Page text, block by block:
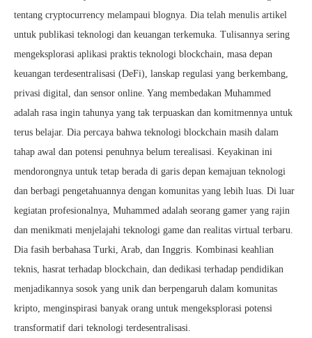
tentang cryptocurrency melampaui blognya. Dia telah menulis artikel
untuk publikasi teknologi dan keuangan terkemuka. Tulisannya sering
mengeksplorasi aplikasi praktis teknologi blockchain, masa depan
keuangan terdesentralisasi (DeFi), lanskap regulasi yang berkembang,
privasi digital, dan sensor online. Yang membedakan Muhammed
adalah rasa ingin tahunya yang tak terpuaskan dan komitmennya untuk
terus belajar. Dia percaya bahwa teknologi blockchain masih dalam
tahap awal dan potensi penuhnya belum terealisasi. Keyakinan ini
mendorongnya untuk tetap berada di garis depan kemajuan teknologi
dan berbagi pengetahuannya dengan komunitas yang lebih luas. Di luar
kegiatan profesionalnya, Muhammed adalah seorang gamer yang rajin
dan menikmati menjelajahi teknologi game dan realitas virtual terbaru.
Dia fasih berbahasa Turki, Arab, dan Inggris. Kombinasi keahlian
teknis, hasrat terhadap blockchain, dan dedikasi terhadap pendidikan
menjadikannya sosok yang unik dan berpengaruh dalam komunitas
kripto, menginspirasi banyak orang untuk mengeksplorasi potensi
transformatif dari teknologi terdesentralisasi.